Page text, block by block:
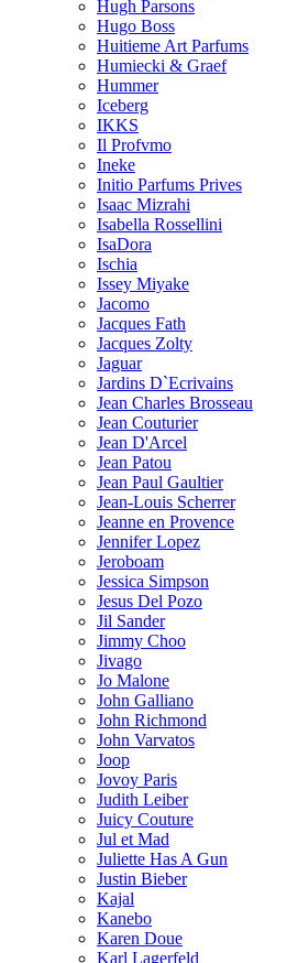
Hugh Parsons
Hugo Boss
Huitieme Art Parfums
Humiecki & Graef
Hummer
Iceberg
IKKS
Il Profvmo
Ineke
Initio Parfums Prives
Isaac Mizrahi
Isabella Rossellini
IsaDora
Ischia
Issey Miyake
Jacomo
Jacques Fath
Jacques Zolty
Jaguar
Jardins D`Ecrivains
Jean Charles Brosseau
Jean Couturier
Jean D'Arcel
Jean Patou
Jean Paul Gaultier
Jean-Louis Scherrer
Jeanne en Provence
Jennifer Lopez
Jeroboam
Jessica Simpson
Jesus Del Pozo
Jil Sander
Jimmy Choo
Jivago
Jo Malone
John Galliano
John Richmond
John Varvatos
Joop
Jovoy Paris
Judith Leiber
Juicy Couture
Jul et Mad
Juliette Has A Gun
Justin Bieber
Kajal
Kanebo
Karen Doue
Karl Lagerfeld